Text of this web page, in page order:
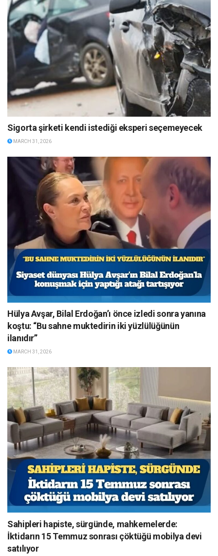
Sigorta şirketi kendi istediği eksperi seçemeyecek
MARCH 31, 2026
Hülya Avşar, Bilal Erdoğan’ı önce izledi sonra yanına
koştu: “Bu sahne muktedirin iki yüzlülüğünün
ilanıdır”
MARCH 31, 2026
Sahipleri hapiste, sürgünde, mahkemelerde:
İktidarın 15 Temmuz sonrası çöktüğü mobilya devi
satılıyor